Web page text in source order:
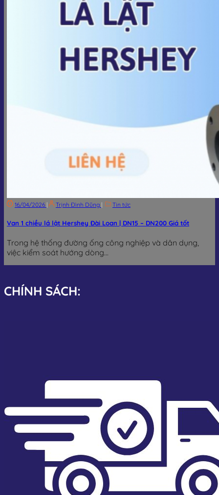
16/04/2026 | Trịnh Đình Dũng | Tin tức
Van 1 chiều lá lật Hershey Đài Loan | DN15 – DN200 Giá tốt
Trong hệ thống đường ống công nghiệp và dân dụng,
việc kiểm soát hướng dòng...
CHÍNH SÁCH: